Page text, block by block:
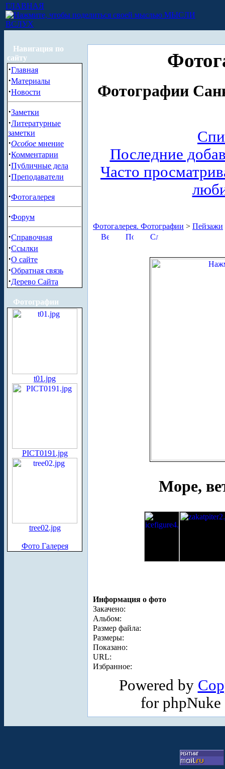
ГЛАВНАЯ
МЫСЛИ
ВСЛУХ
Навигация по
сайту
·Главная
·Материалы
·Новости
·Заметки
·Литературные
заметки
·Особое мнение
·Комментарии
·Публичные дела
·Преподаватели
·Фотогалерея
·Форум
·Справочная
·Ссылки
·О сайте
·Обратная связь
·Дерево Сайта
Фотографии
t01.jpg
PICT0191.jpg
tree02.jpg
Фото Галерея
Фотографии
Последние
Часто
Фотогалерея. Фотографии > Пейзажи
Море,
Информация о фото
Закачено:
Альбом:
Размер файла:
Размеры:
Показано:
URL:
Избранное:
Powered by
for